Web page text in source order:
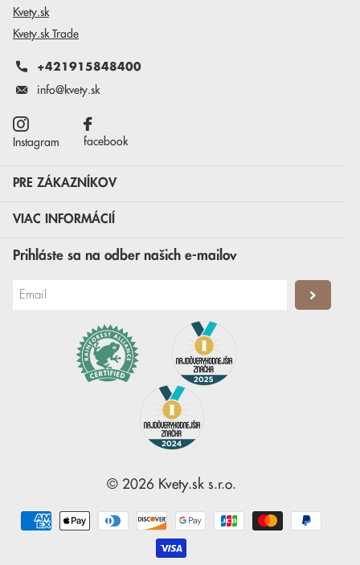
Kvety.sk
Kvety.sk Trade
+421915848400
info@kvety.sk
Instagram facebook
PRE ZÁKAZNÍKOV
VIAC INFORMÁCIÍ
Prihláste sa na odber našich e-mailov
© 2026 Kvety.sks.r.o.